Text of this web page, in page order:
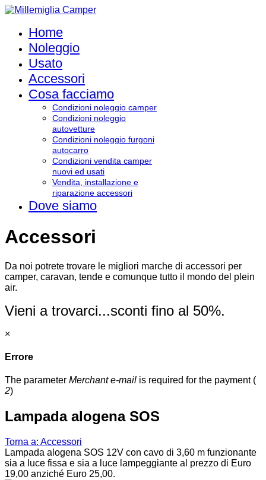
Home
Noleggio
Usato
Accessori
Cosa facciamo
Condizioni noleggio camper
Condizioni noleggio
autovetture
Condizioni noleggio furgoni
autocarro
Condizioni vendita camper
nuovi ed usati
Vendita, installazione e
riparazione accessori
Dove siamo
Accessori
Da noi potrete trovare le migliori marche di accessori per
camper, caravan, tende e comunque tutto il mondo del plein
air.
Vieni a trovarci...sconti fino al 50%.
×
Errore
The parameter Merchant e-mail is required for the payment (
2)
Lampada alogena SOS
Torna a: Accessori
Lampada alogena SOS 12V con cavo di 3,60 m funzionante
sia a luce fissa e sia a luce lampeggiante al prezzo di Euro
19,00 anziché Euro 25,00.